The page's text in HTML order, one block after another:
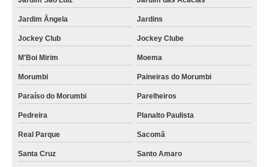
Jardim Ângela Jardins
Jockey Club Jockey Clube
M'Boi Mirim Moema
Morumbi Paineiras do Morumbi
Paraíso do Morumbi Parelheiros
Pedreira Planalto Paulista
Real Parque Sacomã
Santa Cruz Santo Amaro